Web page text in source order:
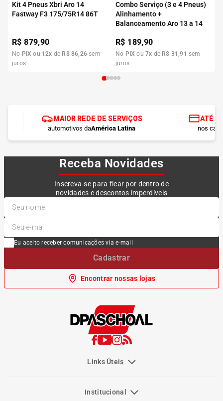
Kit 4 Pneus Xbri Aro 14
Fastway F3 175/75R14 86T
R$879,90
No PIX ou 12x de R$ 86,26 sem
juros
Combo Serviço (3 e 4 Pneus)
Alinhamento +
Balanceamento Aro 13 a 14
R$ 189,90
No PIX ou7x de R$ 31 ,91 sem
juros
MAIOR REDE DE SERVIÇOS
automotivos daAmérica Latina
ATÉ
nos
Receba Novidades
Inscreva-se para ficar por dentro de
novidades e descontos imperdíveis
Eu aceito receber comunicações via e-mail
Cadastrar
Encontrar nossas lojas
Links Úteis
Institucional